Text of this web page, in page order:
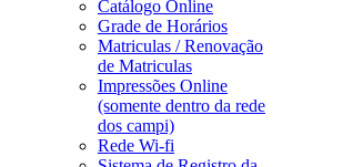
Catálogo Online
Grade de Horários
Matriculas / Renovação
de Matriculas
Impressões Online
(somente dentro da rede
dos campi)
Rede Wi-fi